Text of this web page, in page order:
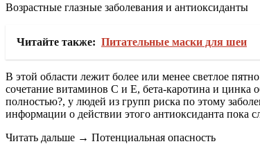
Возрастные глазные заболевания и антиоксиданты
Читайте также: Питательные маски для шеи
В этой области лежит более или менее светлое
сочетание витаминов С и Е, бета-каротина и цинка
полностью?, у людей из групп риска по этому
информации о действии этого антиоксиданта пока
Читать дальше → Потенциальная опасность